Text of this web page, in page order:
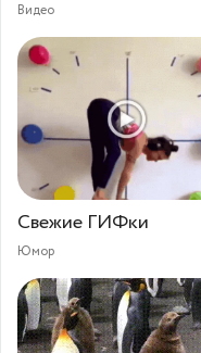
Видео
Свежие ГИФки
Юмор